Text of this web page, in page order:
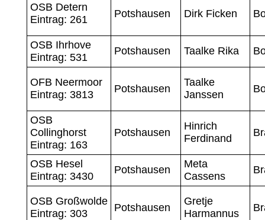
OSB Detern
Eintrag: 261
Potshausen Dirk Ficken
OSB Ihrhove
Eintrag: 531
Potshausen Taalke Rika
OFB Neermoor
Eintrag: 3813
Potshausen
Taalke
Janssen
OSB
Collinghorst
Eintrag: 163
Potshausen
Hinrich
Ferdinand
OSB Hesel
Eintrag: 3430
Potshausen
Meta
Cassens
OSB Großwolde
Eintrag: 303
Potshausen
Gretje
Harmannus